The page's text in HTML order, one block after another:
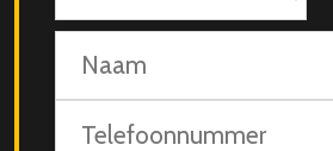
personen